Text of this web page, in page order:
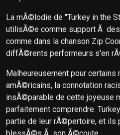
La mÃ©lodie de "Turkey in the
utilisÃ©e comme support Ã
comme dans la chanson Zip
diffÃ©rents performeurs s'en
Malheureusement pour
amÃ©ricains, la connotation
insÃ©parable de cette joyeuse
parfaitement comprendre.
partie de leur rÃ©pertoire, et ils